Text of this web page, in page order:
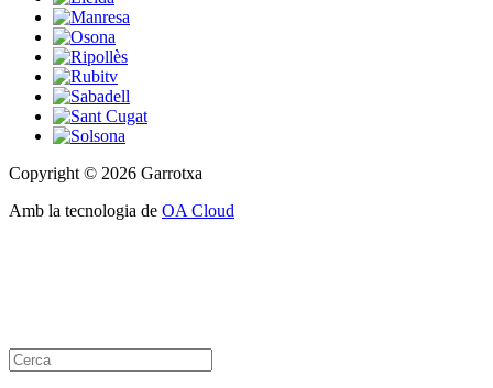
Copyright © 2026 Garrotxa
Amb la tecnologia de OA Cloud